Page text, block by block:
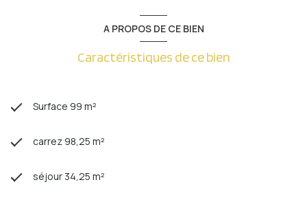
A PROPOS DE CE BIEN
Caractéristiques de ce bien
Surface 99 m²
carrez 98,25 m²
séjour 34,25 m²